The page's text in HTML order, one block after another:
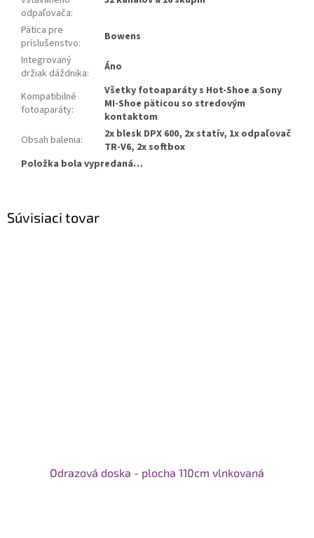
Súvisiaci tovar
Odrazová doska - plocha 110cm vlnkovaná
odpaľovača:
Pätica pre
príslušenstvo:
Bowens
Integrovaný
držiak dáždnika: Áno
Kompatibilné
fotoaparáty:
Všetky fotoaparáty s Hot-Shoe a Sony
MI-Shoe päticou so stredovým
kontaktom
Obsah balenia:
2x blesk DPX 600, 2x statív, 1x odpaľovač
TR-V6, 2x softbox
Položka bola vypredaná…